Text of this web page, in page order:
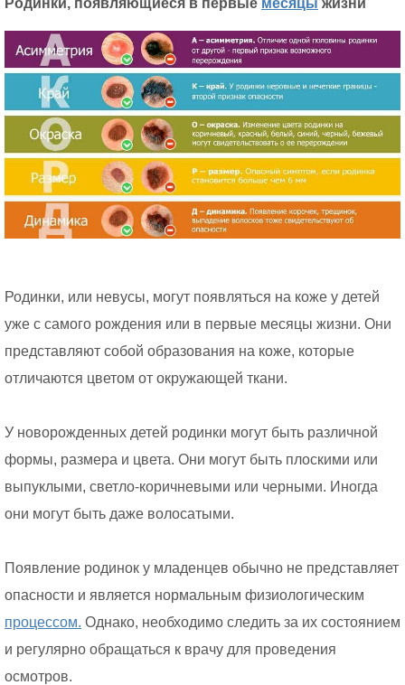
Родинки, или невусы, могут появляться на коже у детей
уже с самого рождения или в первые месяцы жизни. Они
представляют собой образования на коже, которые
отличаются цветом от окружающей ткани.
У новорожденных детей родинки могут быть различной
формы, размера и цвета. Они могут быть плоскими или
выпуклыми, светло-коричневыми или черными. Иногда
они могут быть даже волосатыми.
Появление родинок у младенцев обычно не представляет
опасности и является нормальным физиологическим
процессом. Однако, необходимо следить за их состоянием
и регулярно обращаться к врачу для проведения
осмотров.